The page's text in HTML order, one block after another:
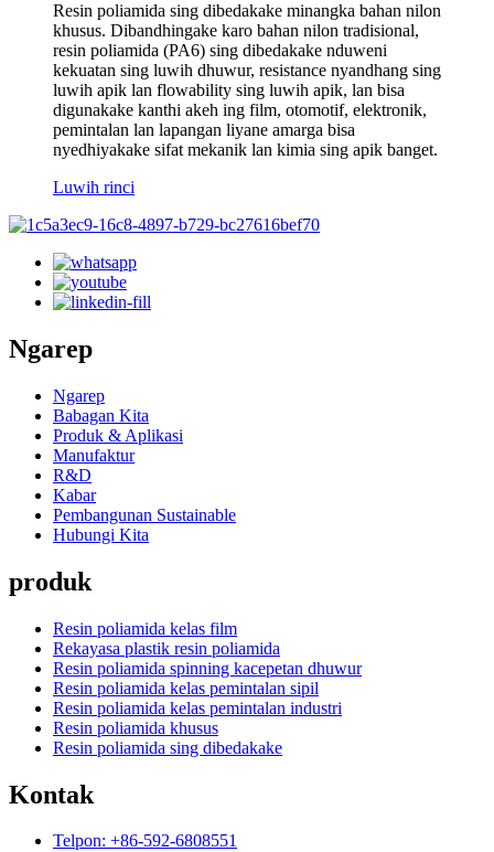
Resin poliamida sing dibedakake minangka bahan nilon
khusus. Dibandhingake karo bahan nilon tradisional,
resin poliamida (PA6) sing dibedakake nduweni
kekuatan sing luwih dhuwur, resistance nyandhang sing
luwih apik lan flowability sing luwih apik, lan bisa
digunakake kanthi akeh ing film, otomotif, elektronik,
pemintalan lan lapangan liyane amarga bisa
nyedhiyakake sifat mekanik lan kimia sing apik banget.
Luwih rinci
Ngarep
Ngarep
Babagan Kita
Produk & Aplikasi
Manufaktur
R&D
Kabar
Pembangunan Sustainable
Hubungi Kita
produk
Resin poliamida kelas film
Rekayasa plastik resin poliamida
Resin poliamida spinning kacepetan dhuwur
Resin poliamida kelas pemintalan sipil
Resin poliamida kelas pemintalan industri
Resin poliamida khusus
Resin poliamida sing dibedakake
Kontak
Telpon: +86-592-6808551